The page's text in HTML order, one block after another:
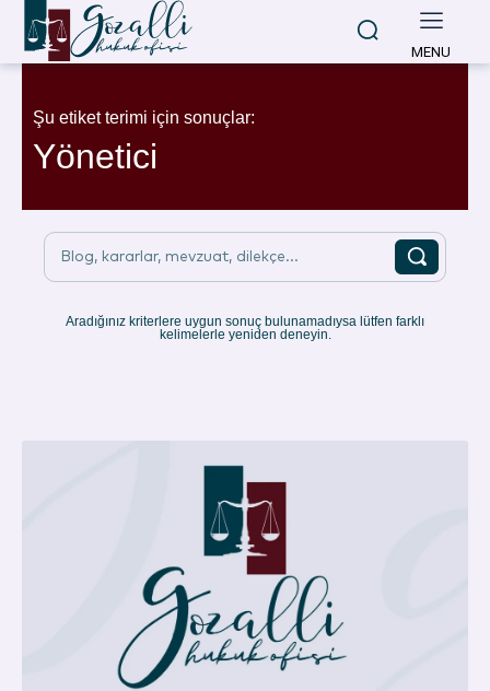
MENU
Şu etiket terimi için sonuçlar:
Yönetici
Blog, kararlar, mevzuat, dilekçe...
Aradığınız kriterlere uygun sonuç bulunamadıysa lütfen farklı
kelimelerle yeniden deneyin.